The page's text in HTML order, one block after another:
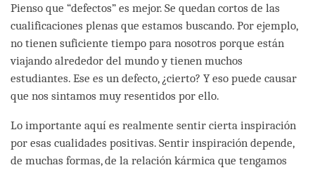
Pienso que “defectos” es mejor. Se quedan cortos de las
cualificaciones plenas que estamos buscando. Por ejemplo,
no tienen suficiente tiempo para nosotros porque están
viajando alrededor del mundo y tienen muchos
estudiantes. Ese es un defecto, ¿cierto? Y eso puede causar
que nos sintamos muy resentidos por ello.
Lo importante aquí es realmente sentir cierta inspiración
por esas cualidades positivas. Sentir inspiración depende,
de muchas formas, de la relación kármica que tengamos